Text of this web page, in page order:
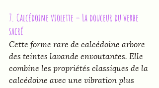
7. Calcédoine violette – La douceur du verbe
sacré
Cette forme rare de calcédoine arbore
des teintes lavande envoutantes. Elle
combine les propriétés classiques de la
calcédoine avec une vibration plus